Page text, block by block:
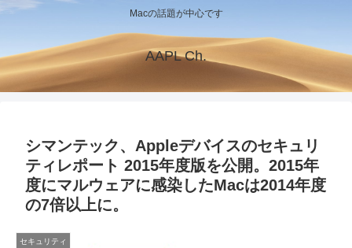
Macの話題が中心です
AAPL Ch.
シマンテック、Appleデバイスのセキュリ
ティレポート 2015年度版を公開。2015年
度にマルウェアに感染したMacは2014年度
の7倍以上に。
セキュリティ